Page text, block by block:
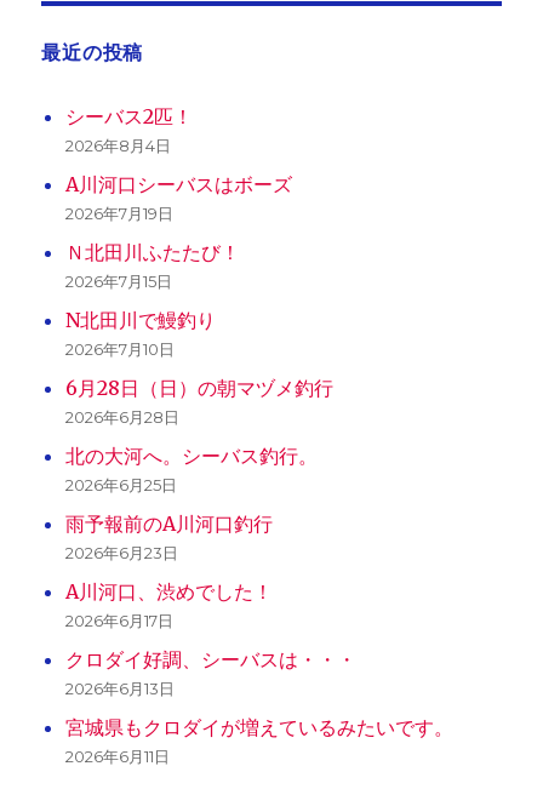
最近の投稿
シーバス2匹！
2026年8月4日
A川河口シーバスはボーズ
2026年7月19日
Ｎ北田川ふたたび！
2026年7月15日
N北田川で鰻釣り
2026年7月10日
6月28日（日）の朝マヅメ釣行
2026年6月28日
北の大河へ。シーバス釣行。
2026年6月25日
雨予報前のA川河口釣行
2026年6月23日
A川河口、渋めでした！
2026年6月17日
クロダイ好調、シーバスは・・・
2026年6月13日
宮城県もクロダイが増えているみたいです。
2026年6月11日